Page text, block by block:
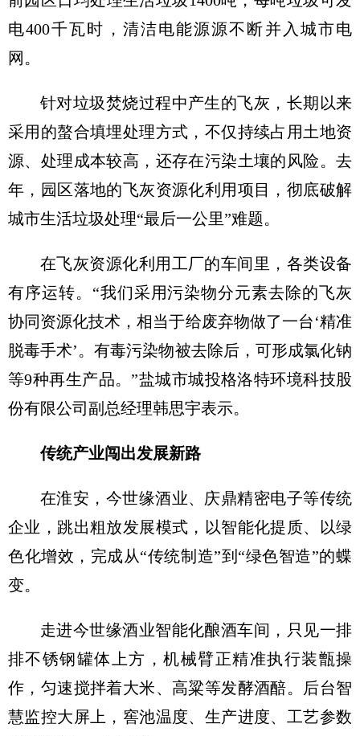
电400千瓦时，清洁电能源源不断并入城市电
网。
针对垃圾焚烧过程中产生的飞灰，长期以来
采用的螯合填埋处理方式，不仅持续占用土地资
源、处理成本较高，还存在污染土壤的风险。去
年，园区落地的飞灰资源化利用项目，彻底破解
城市生活垃圾处理“最后一公里”难题。
在飞灰资源化利用工厂的车间里，各类设备
有序运转。“我们采用污染物分元素去除的飞灰
协同资源化技术，相当于给废弃物做了一台‘精准
脱毒手术’。有毒污染物被去除后，可形成氯化钠
等9种再生产品。”盐城市城投格洛特环境科技股
份有限公司副总经理韩思宇表示。
传统产业闯出发展新路
在淮安，今世缘酒业、庆鼎精密电子等传统
企业，跳出粗放发展模式，以智能化提质、以绿
色化增效，完成从“传统制造”到“绿色智造”的蝶
变。
走进今世缘酒业智能化酿酒车间，只见一排
排不锈钢罐体上方，机械臂正精准执行装甑操
作，匀速搅拌着大米、高粱等发酵酒醅。后台智
慧监控大屏上，窖池温度、生产进度、工艺参数